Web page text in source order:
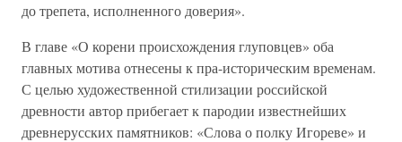
до трепета, исполненного доверия».
В главе «О корени происхождения глуповцев» оба
главных мотива отнесены к пра-историческим временам.
С целью художественной стилизации российской
древности автор прибегает к пародии известнейших
древнерусских памятников: «Слова о полку Игореве» и